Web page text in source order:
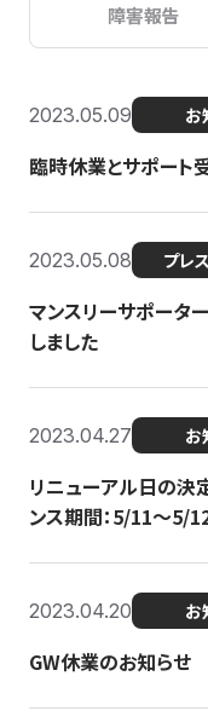
障害報告
2023.05.09 お
臨時休業とサポート
2023.05.08 プレ
マンスリーサポータ
しました
2023.04.27 お
リニューアル日の決
ンス期間：5/11～5/12
2023.04.20 お
GW休業のお知らせ